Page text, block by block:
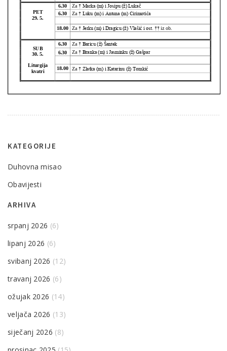
KATEGORIJE
Duhovna misao
Obavijesti
ARHIVA
srpanj 2026 (6)
lipanj 2026 (6)
svibanj 2026 (12)
travanj 2026 (6)
ožujak 2026 (14)
veljača 2026 (13)
siječanj 2026 (8)